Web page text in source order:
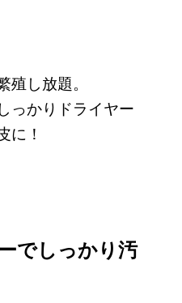
殖し放題。
っかりドライヤー
に！
でしっかり汚